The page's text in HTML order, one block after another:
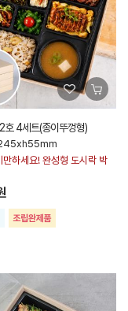
호 4세트(종이뚜껑형)
만하세요! 완성형 도시락 박